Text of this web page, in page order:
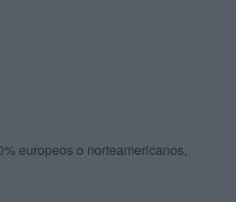
europeos o norteamericanos,